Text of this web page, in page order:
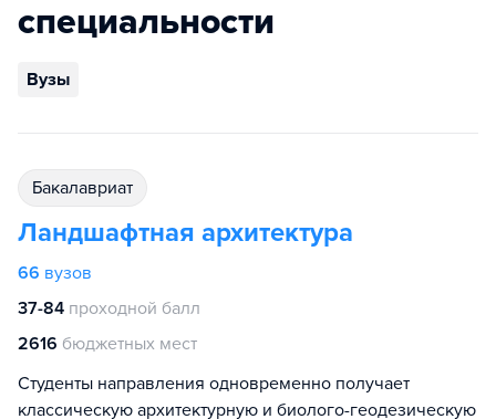
специальности
Вузы
бакалавриат
Ландшафтная архитектура
66 вузов
37-84 проходной балл
2616 бюджетных мест
Студенты направления одновременно получает
классическую архитектурную и биолого-геодезическую